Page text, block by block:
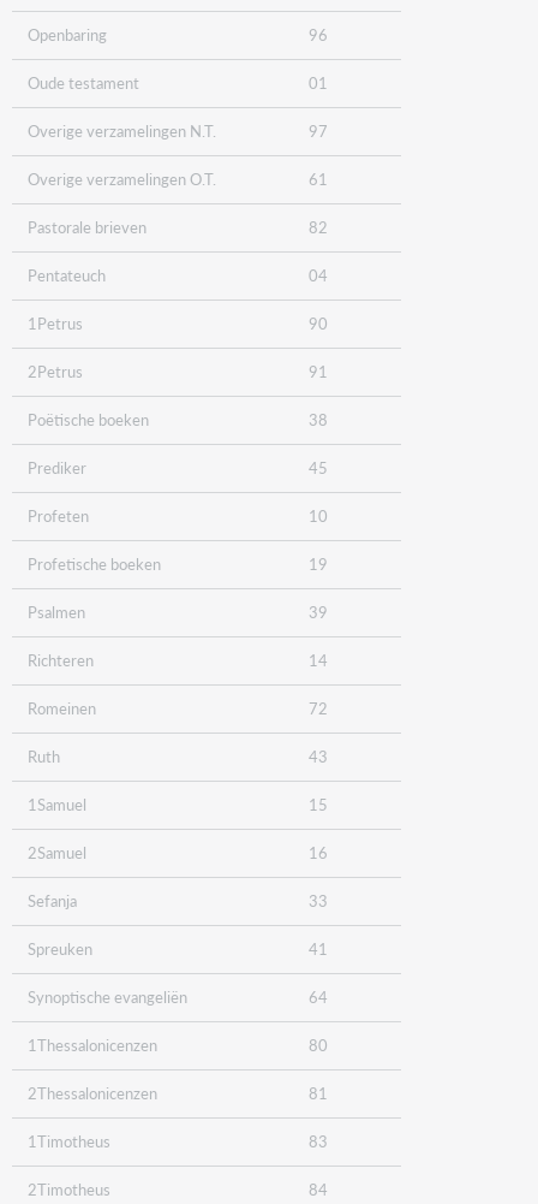
Openbaring 96
Oude testament 01
Overige verzamelingen N.T. 97
Overige verzamelingen O.T. 61
Pastorale brieven 82
Pentateuch 04
1Petrus 90
2Petrus 91
Poëtische boeken 38
Prediker 45
Profeten 10
Profetische boeken 19
Psalmen 39
Richteren 14
Romeinen 72
Ruth 43
1Samuel 15
2Samuel 16
Sefanja 33
Spreuken 41
Synoptische evangeliën 64
1Thessalonicenzen 80
2Thessalonicenzen 81
1Timotheus 83
2Timotheus 84